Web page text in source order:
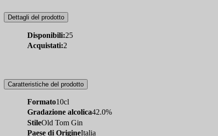
Dettagli del prodotto
Disponibili:25
Acquistati:2
Caratteristiche del prodotto
Formato10cl
Gradazione alcolica42.0%
StileOld Tom Gin
Paese di OrigineItalia